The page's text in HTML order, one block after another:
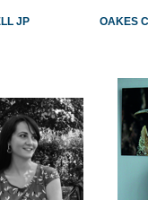
JP OAKES